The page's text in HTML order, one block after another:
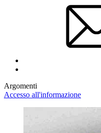
Argomenti
Accesso all'informazione